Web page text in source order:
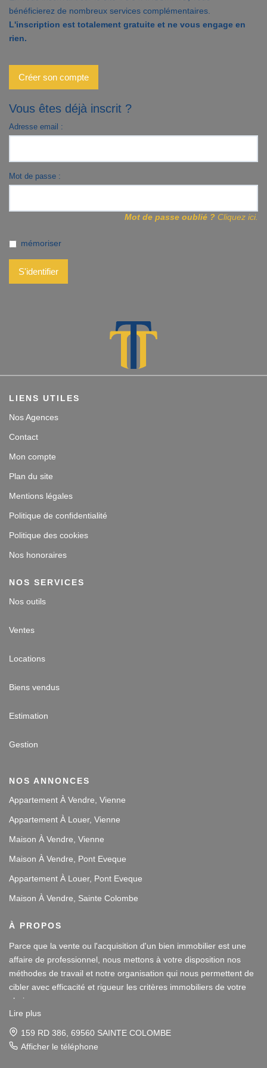
Contact
bénéficierez de nombreux services complémentaires.
L'inscription est totalement gratuite et ne vous engage en
rien.
Créer son compte
Vous êtes déjà inscrit ?
Adresse email :
Mot de passe :
Mot de passe oublié ? Cliquez ici.
mémoriser
S'identifier
LIENS UTILES
Nos Agences
Contact
Mon compte
Plan du site
Mentions légales
Politique de confidentialité
Politique des cookies
Nos honoraires
NOS SERVICES
Nos outils
Ventes
Locations
Biens vendus
Estimation
Gestion
NOS ANNONCES
Appartement À Vendre, Vienne
Appartement À Louer, Vienne
Maison À Vendre, Vienne
Maison À Vendre, Pont Eveque
Appartement À Louer, Pont Eveque
Maison À Vendre, Sainte Colombe
À PROPOS
Parce que la vente ou l'acquisition d'un bien immobilier est une
affaire de professionnel, nous mettons à votre disposition nos
méthodes de travail et notre organisation qui nous permettent de
cibler avec efficacité et rigueur les critères immobiliers de votre
choix.
Notre disponibilité et notre écoute au sein de nos agences
immobilières à Vienne et Sainte Colombe les Vienne, au Sud de
Lire plus
159 RD 386, 69560 SAINTE COLOMBE
Afficher le téléphone